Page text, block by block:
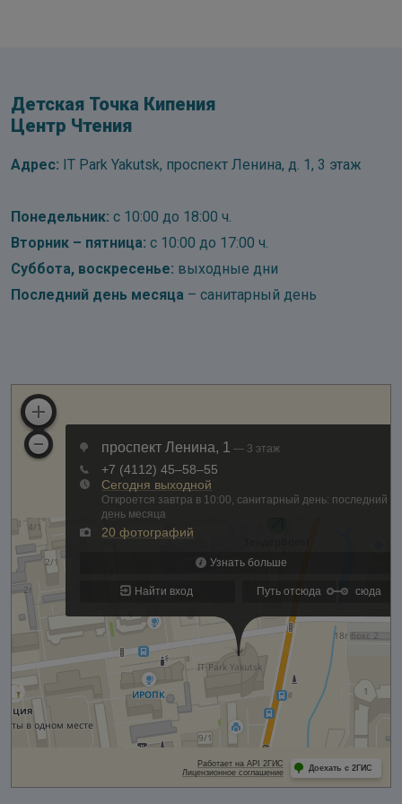
Детская Точка Кипения
Центр Чтения
Адрес: IT Park Yakutsk, проспект Ленина, д. 1, 3 этаж
Понедельник: с 10:00 до 18:00 ч.
Вторник – пятница: с 10:00 до 17:00 ч.
Суббота, воскресенье: выходные дни
Последний день месяца – санитарный день